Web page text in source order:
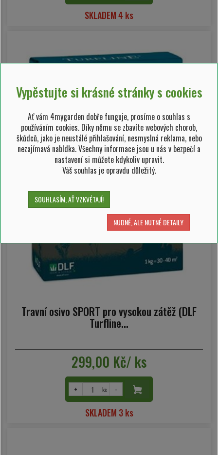
SKLADEM 4 ks
Travní osivo SPORT pro vysokou zátěž (DLF
Turfline...
299,00 Kč/ ks
+ ks -
SKLADEM 3 ks
Vypěstujte si krásné stránky s cookies
Ať vám 4mygarden dobře funguje, prosíme o souhlas s
používáním cookies. Díky němu se zbavíte webových chorob,
škůdců, jako je neustálé přihlašování, nesmyslná reklama, nebo
nezajímavá nabídka. Všechny informace jsou u nás v bezpečí a
nastavení si můžete kdykoliv upravit.
Váš souhlas je opravdu důležitý.
SOUHLASÍM, AŤ VZKVÉTAJÍ!
NUDNÉ, ALE NUTNÉ DETAILY